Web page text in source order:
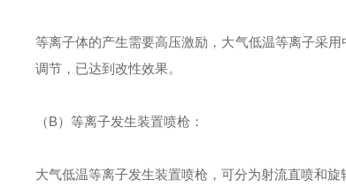
等离子体的产生需要高压激励，大气低温等离子采
调节，已达到改性效果。
（B）等离子发生装置喷枪：
大气低温等离子发生装置喷枪，可分为射流直喷和旋